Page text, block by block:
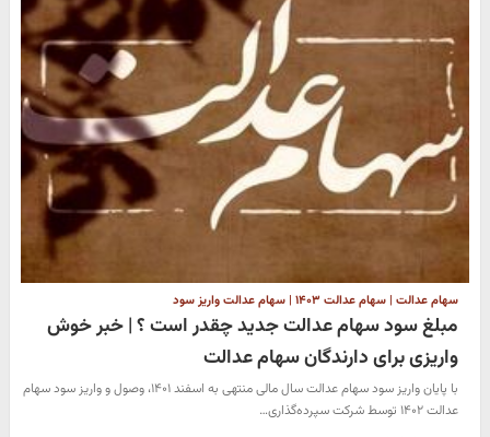
سهام عدالت | سهام عدالت ۱۴۰۳ | سهام عدالت واریز سود
مبلغ سود سهام عدالت جدید چقدر است ؟ | خبر خوش
واریزی برای دارندگان سهام عدالت
با پایان واریز سود سهام عدالت سال مالی منتهی به اسفند ۱۴۰۱، وصول و واریز سود سهام
عدالت ۱۴۰۲ توسط شرکت سپرده‌گذاری…